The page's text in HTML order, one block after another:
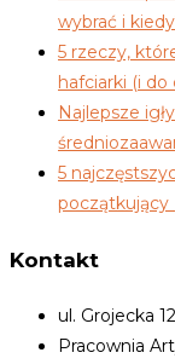
wybrać i
5 rzeczy,
hafciarki (i do
Najlepsze
5
początkujący
Kontakt
ul. Grojecka
Pracownia